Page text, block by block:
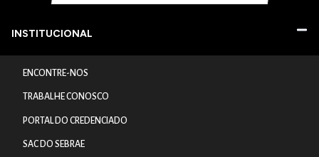
INSTITUCIONAL
ENCONTRE-NOS
TRABALHE CONOSCO
PORTAL DO CREDENCIADO
SAC DO SEBRAE